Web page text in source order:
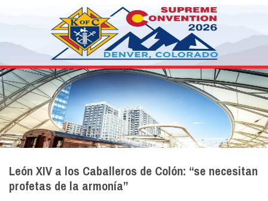
León XIV a los Caballeros de Colón: “se necesitan
profetas de la armonía”